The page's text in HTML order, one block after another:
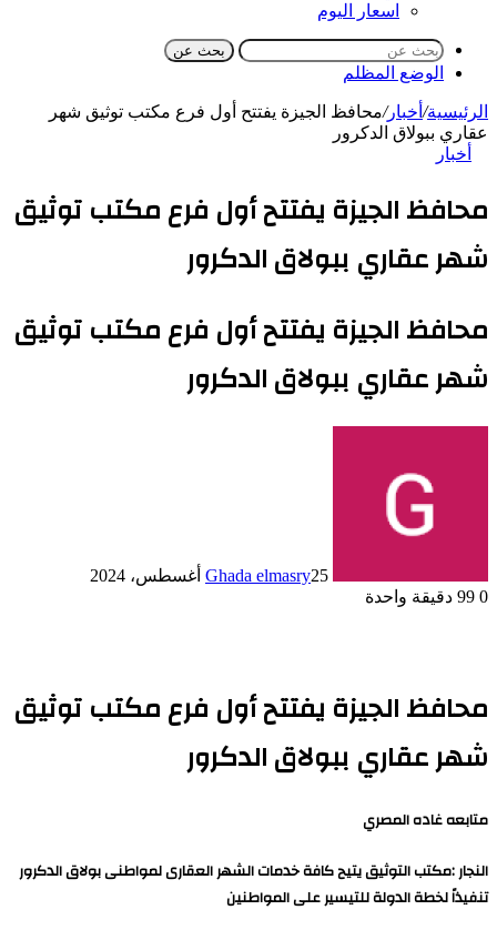
اسعار اليوم
بحث عن
الوضع المظلم
الرئيسية/ أخبار/محافظ الجيزة يفتتح أول فرع مكتب توثيق شهر
عقاري ببولاق الدكرور
أخبار
محافظ الجيزة يفتتح أول فرع مكتب توثيق
شهر عقاري ببولاق الدكرور
محافظ الجيزة يفتتح أول فرع مكتب توثيق
شهر عقاري ببولاق الدكرور
Ghada elmasry25 أغسطس، 2024
0
دقيقة واحدة
محافظ الجيزة يفتتح أول فرع مكتب توثيق
شهر عقاري ببولاق الدكرور
متابعه غاده المصري
النجار :مكتب التوثيق يتيح كافة خدمات الشهر العقارى لمواطنى بولاق الدكرور
تنفيذاً لخطة الدولة للتيسير على المواطنين